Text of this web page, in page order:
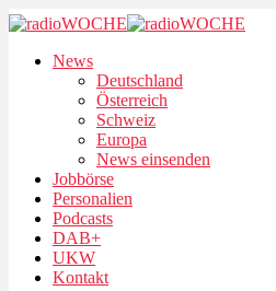
News
Deutschland
Österreich
Schweiz
Europa
News einsenden
Jobbörse
Personalien
Podcasts
DAB+
UKW
Kontakt